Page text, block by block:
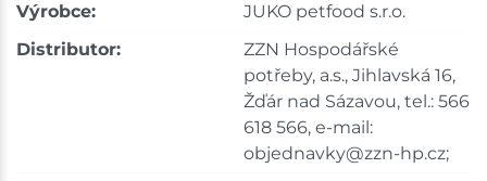
Skladem na prodejně - doručení do 7 dnů
Skuteč
Skladem na prodejně - doručení do 7 dnů
4 ks
2 ks
Výrobce:
JUKO petfood s.r.o.
Distributor:
ZZN Hospodářské
potřeby, a.s., Jihlavská 16,
Žďár nad Sázavou, tel.: 566
618 566, e-mail:
objednavky@zzn-hp.cz;